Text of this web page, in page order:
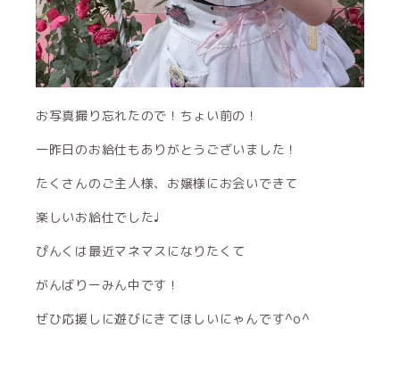
お写真撮り忘れたので！ちょい前の！
一昨日のお給仕もありがとうございました！
たくさんのご主人様、お嬢様にお会いできて
楽しいお給仕でした♩
ぴんくは最近マネマスになりたくて
がんばりーみん中です！
ぜひ応援しに遊びにきてほしいにゃんです^o^